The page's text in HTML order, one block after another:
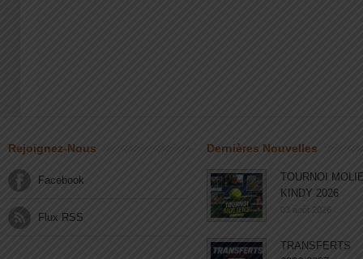
Rejoignez-Nous
Facebook
Flux RSS
Dernières Nouvelles
TOURNOI
KINDY 2026
03 août 2026
TRANSFERTS